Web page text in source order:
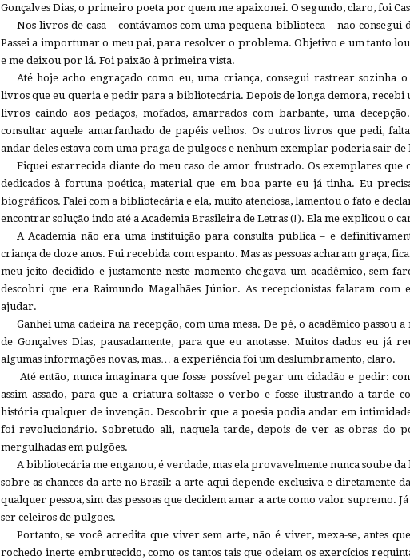
Gonçalves Dias, o primeiro poeta por quem me apaixonei. O segundo, claro, foi
Nos livros de casa – contávamos com uma pequena biblioteca – não consegui
Passei a importunar o meu pai, para resolver o problema. Objetivo e um tanto
e me deixou por lá. Foi paixão à primeira vista.
Até hoje acho engraçado como eu, uma criança, consegui rastrear sozinha o
livros que eu queria e pedir para a bibliotecária. Depois de longa demora, recebi
livros caindo aos pedaços, mofados, amarrados com barbante, uma
consultar aquele amarfanhado de papéis velhos. Os outros livros que pedi,
andar deles estava com uma praga de pulgões e nenhum exemplar poderia sair de
Fiquei estarrecida diante do meu caso de amor frustrado. Os exemplares que
dedicados à fortuna poética, material que em boa parte eu já tinha. Eu
biográficos. Falei com a bibliotecária e ela, muito atenciosa, lamentou o fato e
encontrar solução indo até a Academia Brasileira de Letras (!). Ela me explicou o
A Academia não era uma instituição para consulta pública – e
criança de doze anos. Fui recebida com espanto. Mas as pessoas acharam graça,
meu jeito decidido e justamente neste momento chegava um acadêmico, sem
descobri que era Raimundo Magalhães Júnior. As recepcionistas falaram com
ajudar.
Ganhei uma cadeira na recepção, com uma mesa. De pé, o acadêmico passou
de Gonçalves Dias, pausadamente, para que eu anotasse. Muitos dados eu já
algumas informações novas, mas… a experiência foi um deslumbramento, claro.
Até então, nunca imaginara que fosse possível pegar um cidadão e pedir:
assim assado, para que a criatura soltasse o verbo e fosse ilustrando a tarde
história qualquer de invenção. Descobrir que a poesia podia andar em
foi revolucionário. Sobretudo ali, naquela tarde, depois de ver as obras do
mergulhadas em pulgões.
A bibliotecária me enganou, é verdade, mas ela provavelmente nunca soube da
sobre as chances da arte no Brasil: a arte aqui depende exclusiva e diretamente
qualquer pessoa, sim das pessoas que decidem amar a arte como valor supremo.
ser celeiros de pulgões.
Portanto, se você acredita que viver sem arte, não é viver, mexa-se, antes
rochedo inerte embrutecido, como os tantos tais que odeiam os exercícios